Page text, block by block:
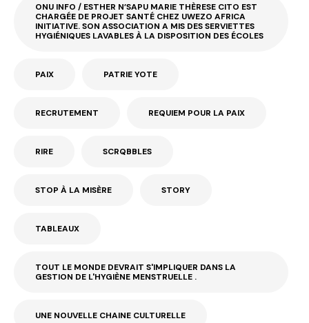
ONU INFO / ESTHER N’SAPU MARIE THÈRESE CITO EST
CHARGÉE DE PROJET SANTÉ CHEZ UWEZO AFRICA
INITIATIVE. SON ASSOCIATION A MIS DES SERVIETTES
HYGIÉNIQUES LAVABLES À LA DISPOSITION DES ÉCOLES
PAIX PATRIE YOTE
RECRUTEMENT REQUIEM POUR LA PAIX
RIRE SCRQBBLES
STOP À LA MISÈRE STORY
TABLEAUX
TOUT LE MONDE DEVRAIT S'IMPLIQUER DANS LA
GESTION DE L'HYGIÈNE MENSTRUELLE .
UNE NOUVELLE CHAINE CULTURELLE